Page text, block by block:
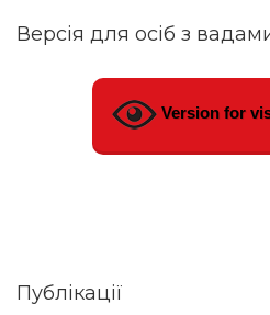
Версія для осіб з
Version for
Публікації